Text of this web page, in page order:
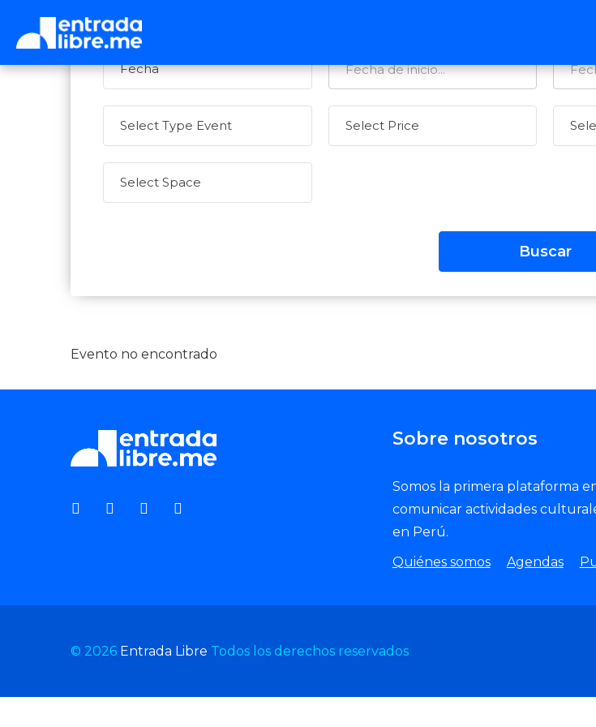
Evento no encontrado
Sobre nosotros
Somos la primera plataforma
comunicar actividades
en Perú.
Quiénes somos
Agendas
© 2026 Entrada Libre Todos los derechos reservados